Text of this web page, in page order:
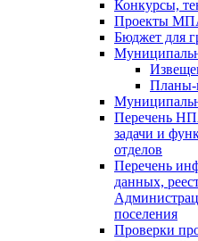
Конкурсы,
Проекты
Бюджет для
Планы-
Перечень
задачи и
отделов
Перечень
данных,
поселения
Проверки